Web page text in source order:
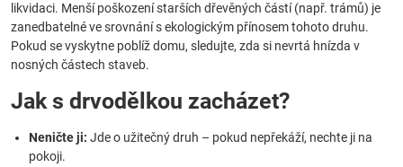
likvidaci. Menší poškození starších dřevěných částí (např. trámů) je
zanedbatelné ve srovnání s ekologickým přínosem tohoto druhu.
Pokud se vyskytne poblíž domu, sledujte, zda si nevrtá hnízda v
nosných částech staveb.
Jak s drvodělkou zacházet?
Neničte ji: Jde o užitečný druh – pokud nepřekáží, nechte ji na
pokoji.